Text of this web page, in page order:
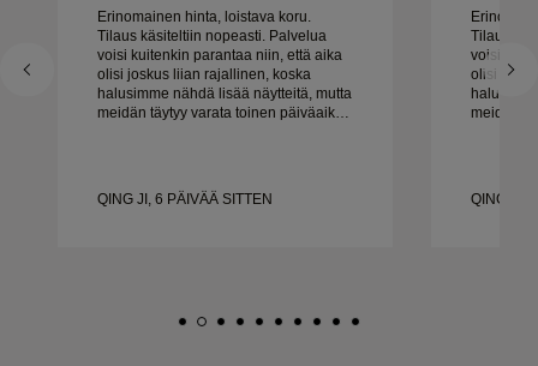
Erinomainen hinta, loistava koru.
Tilaus käsiteltiin nopeasti. Palvelua
voisi kuitenkin parantaa niin, että aika
olisi joskus liian rajallinen, koska
halusimme nähdä lisää näytteitä, mutta
meidän täytyy varata toinen päiväaika.
QING JI, 6 PÄIVÄÄ SITTEN
Tilaus
voisi
olisi
meidän
QING JI,